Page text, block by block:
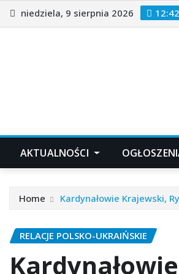
Skip
to
niedziela, 9 sierpnia 2026
AKTUALNOŚCI
Home Kardynałowie Krajewski,
RELACJE POLSKO-UKRAIŃSKIE